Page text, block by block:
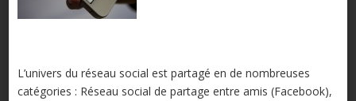
L’univers du réseau social est partagé en de nombreuses
catégories : Réseau social de partage entre amis (Facebook),